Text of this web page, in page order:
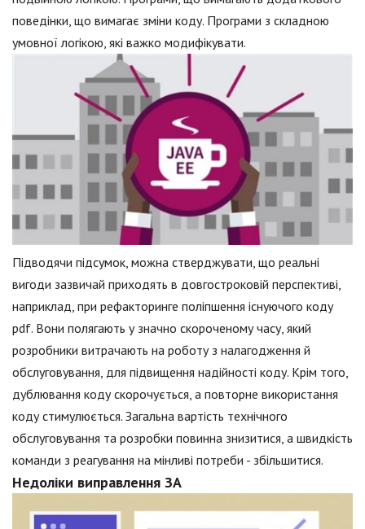
поведінки, що вимагає зміни коду. Програми з складною
умовної логікою, які важко модифікувати.
Підводячи підсумок, можна стверджувати, що реальні
вигоди зазвичай приходять в довгостроковій перспективі,
наприклад, при рефакторинге поліпшення існуючого коду
pdf. Вони полягають у значно скороченому часу, який
розробники витрачають на роботу з налагодження й
обслуговування, для підвищення надійності коду. Крім того,
дублювання коду скорочується, а повторне використання
коду стимулюється. Загальна вартість технічного
обслуговування та розробки повинна знизитися, а швидкість
команди з реагування на мінливі потреби - збільшитися.
Недоліки виправлення ЗА